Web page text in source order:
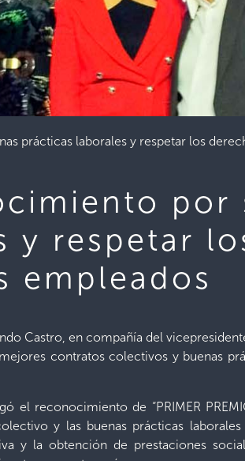
prácticas laborales y respetar los
por
y respetar
empleados
Castro, en compañía del
contratos colectivos y buenas
el reconocimiento de “PRIMER
y las buenas prácticas
y la obtención de prestaciones